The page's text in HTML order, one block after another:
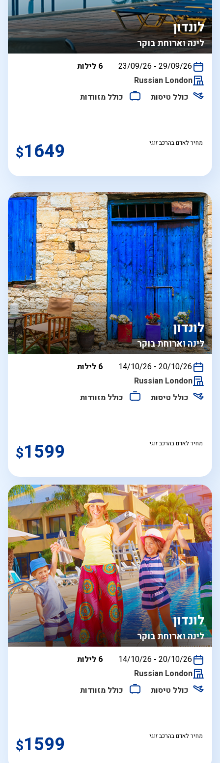
לינה וארוחת בוקר
לונדון
בין
23/09/26 - 29/09/26
6 לילות
Russian London
כולל טיסות
כולל מזוודות
מחיר לאדם בהרכב זוגי $1649
לינה וארוחת בוקר
לונדון
בין
14/10/26 - 20/10/26
6 לילות
Russian London
כולל טיסות
כולל מזוודות
מחיר לאדם בהרכב זוגי $1599
לינה וארוחת בוקר
לונדון
בין
14/10/26 - 20/10/26
6 לילות
Russian London
כולל טיסות
כולל מזוודות
מחיר לאדם בהרכב זוגי $1599